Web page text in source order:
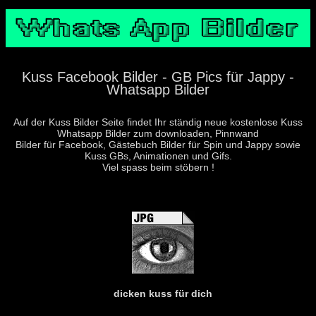
Kuss Facebook Bilder - GB Pics für Jappy -
Whatsapp Bilder
Auf der Kuss Bilder Seite findet Ihr ständig neue kostenlose Kuss
Whatsapp Bilder zum downloaden, Pinnwand
Bilder für Facebook, Gästebuch Bilder für Spin und Jappy sowie
Kuss GBs, Animationen und Gifs.
Viel spass beim stöbern !
dicken kuss für dich